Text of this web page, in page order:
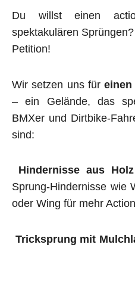
Du willst einen
spektakulären
Petition!
Wir setzen uns für
– ein Gelände, das
BMXer und Dirtbike-
sind:
Hindernisse aus
Sprung-Hindernisse wie
oder Wing für mehr Action
Tricksprung mit